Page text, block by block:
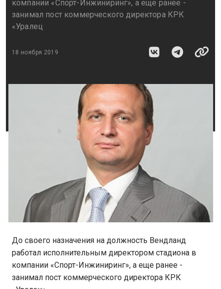
компании «Спорт-Инжиниринг», а еще ранее -
занимал пост коммерческого директора КРК
«Уралец
18 ноября 2019
До своего назначения на должность Вендланд
работал исполнительным директором стадиона в
компании «Спорт-Инжиниринг», а еще ранее -
занимал пост коммерческого директора КРК